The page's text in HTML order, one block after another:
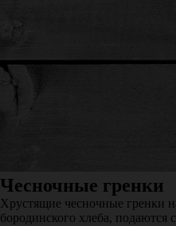
Чесночные гренки
Хрустящие чесночные гренки
бородинского хлеба, подаются